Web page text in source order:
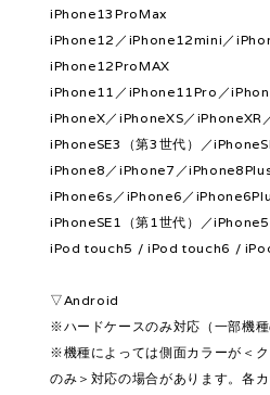
iPhone13ProMax
iPhone12／iPhone12mini／
iPhone12ProMAX
iPhone11／iPhone11Pro／
iPhoneX／iPhoneXS／iPhoneXR
iPhoneSE3（第3世代）／
iPhone8／iPhone7／
iPhone6s／iPhone6／
iPhoneSE1（第1世代）／
iPod touch5 / iPod touch6 /
▽Android
※ハードケースのみ対応（一部機種
※機種によっては側面カラーが＜
のみ＞対応の場合があります。各